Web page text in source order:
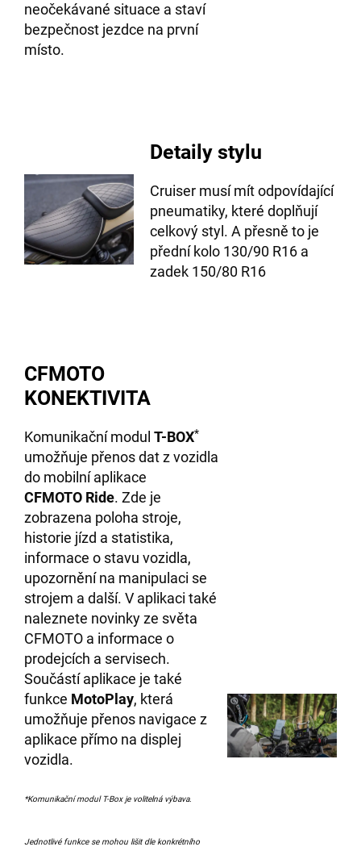
neočekávané situace a staví
bezpečnost jezdce na první
místo.
Detaily stylu
Cruiser musí mít odpovídající
pneumatiky, které doplňují
celkový styl. A přesně to je
přední kolo 130/90 R16 a
zadek 150/80 R16
CFMOTO
KONEKTIVITA
Komunikační modul T-BOX*
umožňuje přenos dat z vozidla
do mobilní aplikace
CFMOTO Ride. Zde je
zobrazena poloha stroje,
historie jízd a statistika,
informace o stavu vozidla,
upozornění na manipulaci se
strojem a další. V aplikaci také
naleznete novinky ze světa
CFMOTO a informace o
prodejcích a servisech.
Součástí aplikace je také
funkce MotoPlay, která
umožňuje přenos navigace z
aplikace přímo na displej
vozidla.
*Komunikační modul T-Box je volitelná výbava.
Jednotlivé funkce se mohou lišit dle konkrétního